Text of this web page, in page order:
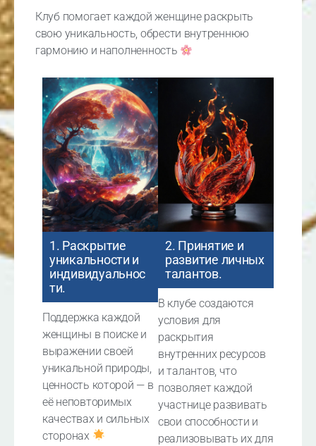
Клуб помогает каждой женщине раскрыть
свою уникальность, обрести внутреннюю
гармонию и наполненность
1. Раскрытие
уникальности и
индивидуальнос
ти.
Поддержка каждой
женщины в поиске и
выражении своей
уникальной природы,
ценность которой — в
её неповторимых
качествах и сильных
сторонах
2. Принятие и
развитие личных
талантов.
В клубе создаются
условия для
раскрытия
внутренних ресурсов
и талантов, что
позволяет каждой
участнице развивать
свои способности и
реализовывать их для